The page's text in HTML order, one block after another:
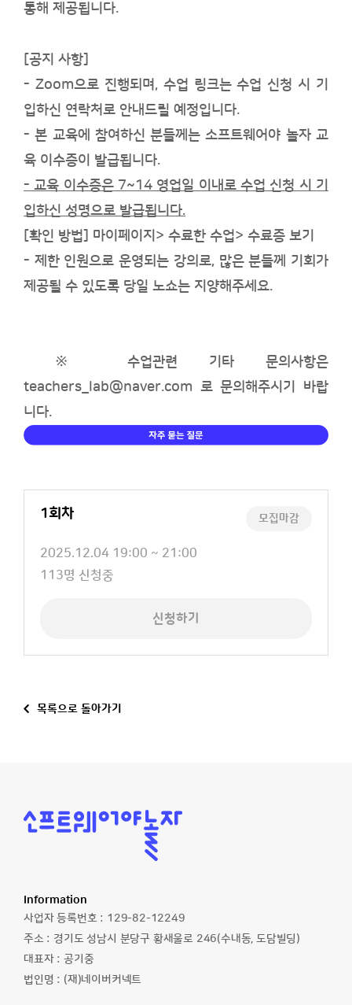
통해 제공됩니다.
[공지 사항]
- Zoom으로 진행되며, 수업 링크는수업 신청 시 기
입하신 연락처로 안내드릴 예정입니다.
-본 교육에 참여하신 분들께는 소프트웨어야 놀자 교
육 이수증이 발급됩니다.
- 교육 이수증은 7~14 영업일 이내로 수업 신청 시 기
입하신 성명으로 발급됩니다.
[확인 방법] 마이페이지> 수료한 수업> 수료증 보기
- 제한 인원으로 운영되는 강의로, 많은 분들께 기회가
제공될 수 있도록 당일 노쇼는 지양해주세요.
※ 수업관련 기타 문의사항은
teachers_lab@naver.com 로 문의해주시기 바랍
니다.
모집마감
1회차
교
육
2025.12.04 19:00 ~ 21:00
신
113명 신청중
신청하기
목록으로 돌아가기
소
프
놀
자
Information
사업자 등록번호 : 129-82-12249
주소 : 경기도 성남시 분당구 황새울로 246(수내동, 도담빌딩)
대표자 : 공기중
법인명 : (재)네이버커넥트